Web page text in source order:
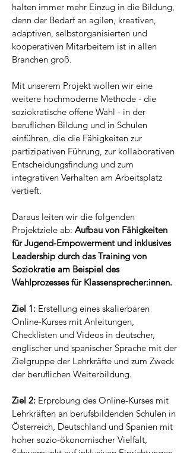
halten immer mehr Einzug in die Bildung,
denn der Bedarf an agilen, kreativen,
adaptiven, selbstorganisierten und
kooperativen Mitarbeitern ist in allen
Branchen groß.
Mit unserem Projekt wollen wir eine
weitere hochmoderne Methode - die
soziokratische offene Wahl - in der
beruflichen Bildung und in Schulen
einführen, die die Fähigkeiten zur
partizipativen Führung, zur kollaborativen
Entscheidungsfindung und zum
integrativen Verhalten am Arbeitsplatz
vertieft.
Daraus leiten wir die folgenden
Projektziele ab: Aufbau von Fähigkeiten
für Jugend-Empowerment und inklusives
Leadership durch das Training von
Soziokratie am Beispiel des
Wahlprozesses für Klassensprecher:innen.
Ziel 1: Erstellung eines skalierbaren
Online-Kurses mit Anleitungen,
Checklisten und Videos in deutscher,
englischer und spanischer Sprache mit der
Zielgruppe der Lehrkräfte und zum Zweck
der beruflichen Weiterbildung.
Ziel 2: Erprobung des Online-Kurses mit
Lehrkräften an berufsbildenden Schulen in
Österreich, Deutschland und Spanien mit
hoher sozio-ökonomischer Vielfalt,